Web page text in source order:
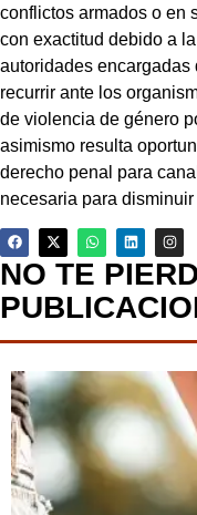
conflictos armados o en
con exactitud debido a
autoridades
recurrir ante los
de violencia de género
asimismo resulta
derecho penal para
necesaria para
NO TE